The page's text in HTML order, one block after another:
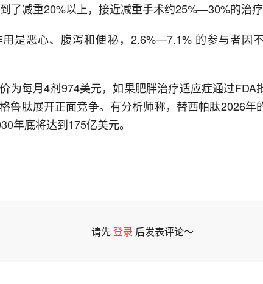
了减重20%以上，接近减重手术约25%—30%的治疗
是恶心、腹泻和便秘，2.6%—7.1% 的参与者因
为每月4剂974美元，如果肥胖治疗适应症通过FDA
鲁肽展开正面竞争。有分析师称，替西帕肽2026年
年底将达到175亿美元。
请先登录 后发表评论～